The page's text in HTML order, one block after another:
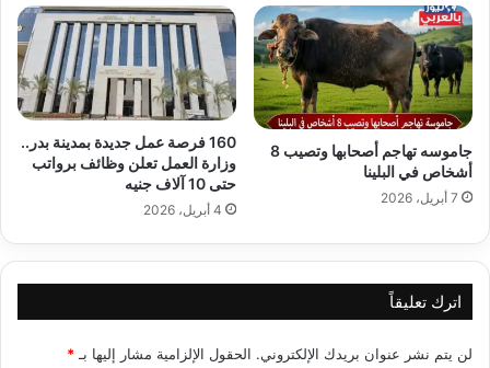
جاموسه تهاجم أصحابها وتصيب 8
أشخاص في البلينا
7 أبريل، 2026
160 فرصة عمل جديدة بمدينة بدر..
وزارة العمل تعلن وظائف برواتب
حتى 10 آلاف جنيه
4 أبريل، 2026
اترك تعليقاً
لن يتم نشر عنوان بريدك الإلكتروني. الحقول الإلزامية مشار إليها بـ *